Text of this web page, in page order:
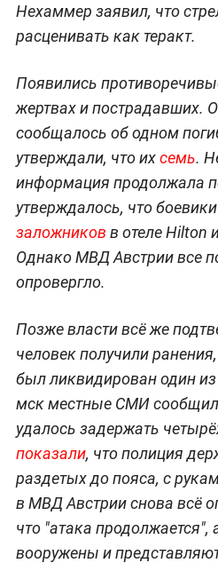
Нехаммер заявил, что
расценивать как теракт.
Появились
жертвах и пострадавших.
сообщалось об одном
утверждали, что ихсемь.
информация продолжала
утверждалось, что
заложников в отеле Hilton
Однако МВД Австрии все
опровергло.
Позже власти всё же
человек получили
был ликвидирован один из
мск местные СМИ
удалось задержать
показали, что полиция
раздетых до пояса, с
в МВД Австрии снова всё
что "атака
вооружены и